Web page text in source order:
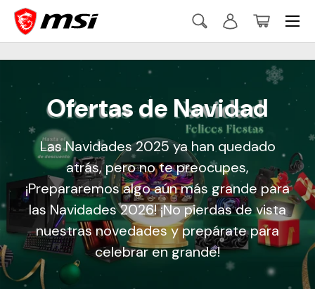
Ir al contenido
Buscar
BuscarIniciar sesión
Cesta
Menú
Ofertas de Navidad
Las Navidades 2025 ya han quedado
atrás, pero no te preocupes,
¡Prepararemos algo aún más grande para
las Navidades 2026! ¡No pierdas de vista
nuestras novedades y prepárate para
celebrar en grande!